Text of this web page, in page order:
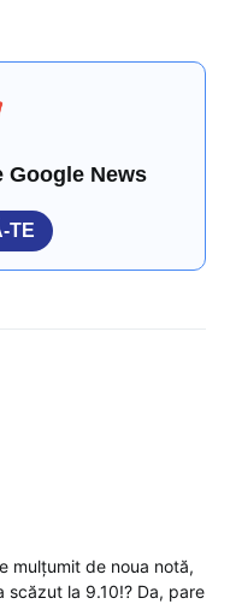
Google News
TE
mulțumit de noua notă,
scăzut la 9.10!? Da, pare